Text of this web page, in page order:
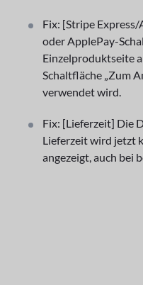
Fix: [Stripe
oder ApplePay-
Einzelproduktseite
Schaltfläche „Zum
verwendet wird.
Fix: [Lieferzeit] Die
Lieferzeit wird jetzt
angezeigt, auch bei